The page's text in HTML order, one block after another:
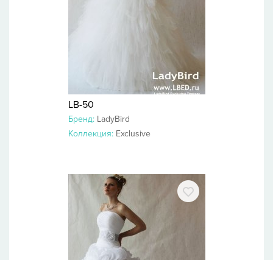
LB-50
Бренд: LadyBird
Коллекция: Exclusive